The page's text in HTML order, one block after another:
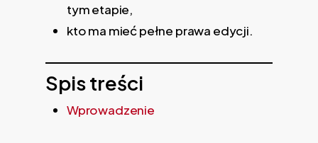
tym etapie,
kto ma mieć pełne prawa edycji.
Spis treści
Wprowadzenie